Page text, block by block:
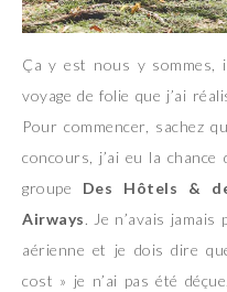
Ça y est nous y sommes,
voyage de folie que j’ai
Pour commencer, sachez
concours, j’ai eu la
groupe Des Hôtels &
Airways. Je n’avais jamais
aérienne et je dois dire
cost » je n’ai pas été